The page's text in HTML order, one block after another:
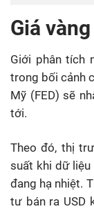
Giá
Giới phân tích
trong bối cảnh
Mỹ (FED) sẽ
tới.
Theo đó, thị
suất khi dữ liệu
đang hạ nhiệt.
tư bán ra USD